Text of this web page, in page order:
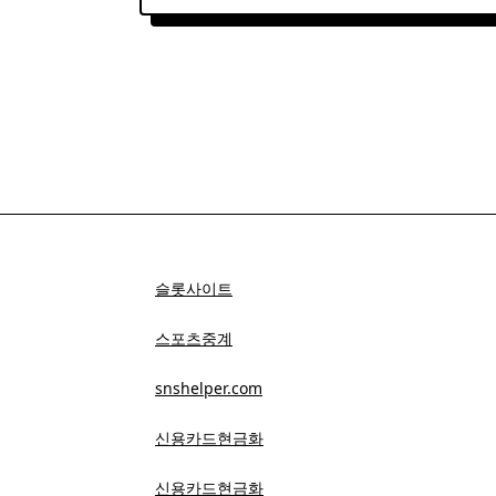
슬롯사이트
스포츠중계
snshelper.com
신용카드현금화
신용카드현금화